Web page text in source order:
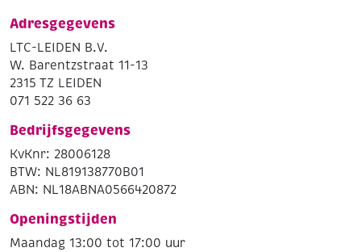
Adresgegevens
LTC-LEIDEN B.V.
W. Barentzstraat 11-13
2315 TZ LEIDEN
071 522 36 63
Bedrijfsgegevens
KvKnr: 28006128
BTW: NL819138770B01
ABN: NL18ABNA0566420872
Openingstijden
Maandag 13:00 tot 17:00 uur